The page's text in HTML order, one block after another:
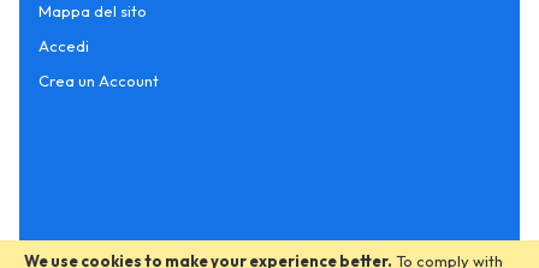
We use cookies to make your experience better. To comply with
Mappa del sito
Accedi
Crea un Account